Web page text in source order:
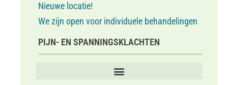
Nieuwe locatie!
We zijn open voor individuele behandelingen
PIJN- EN SPANNINGSKLACHTEN